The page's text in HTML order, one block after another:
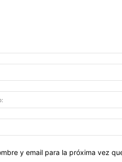
y email para la próxima vez